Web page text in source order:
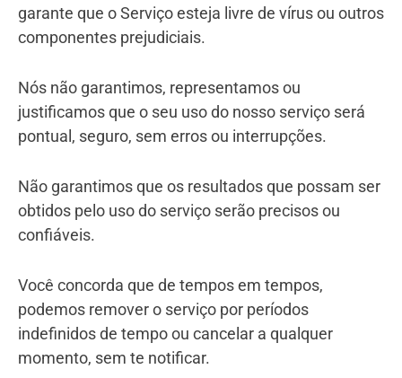
garante que o Serviço esteja livre de vírus ou outros
componentes prejudiciais.
Nós não garantimos, representamos ou
justificamos que o seu uso do nosso serviço será
pontual, seguro, sem erros ou interrupções.
Não garantimos que os resultados que possam ser
obtidos pelo uso do serviço serão precisos ou
confiáveis.
Você concorda que de tempos em tempos,
podemos remover o serviço por períodos
indefinidos de tempo ou cancelar a qualquer
momento, sem te notificar.